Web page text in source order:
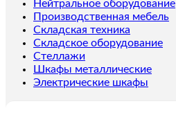
т
Н
-
24
м,
тип
ВТ
Нейтральное оборудование
Производственная мебель
Складская техника
Складское оборудование
Стеллажи
Шкафы металлические
Электрические шкафы